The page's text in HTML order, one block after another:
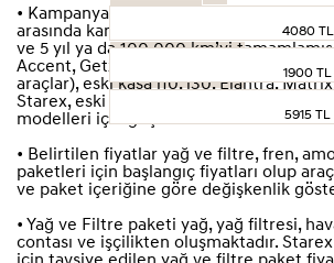
4080 TL
1900 TL
5915 TL
• Kampanya 02 Ocak 2026 – 31 Aralık
arasında kampanyaya katılan Hyundai
ve 5 yıl ya da 100.000 km’yi
Accent, Getz, eski kasa i20 (Benzinli ve
araçlar), eski kasa i10, i30, Elantra,
Starex, eski kasa Tucson, eski kasa
modelleri için geçerlidir.
• Belirtilen fiyatlar yağ ve filtre, fren,
paketleri için başlangıç fiyatları olup
ve paket içeriğine göre değişkenlik
• Yağ ve Filtre paketi yağ, yağ filtresi,
contası ve işçilikten oluşmaktadır.
için tavsiye edilen yağ ve filtre paket